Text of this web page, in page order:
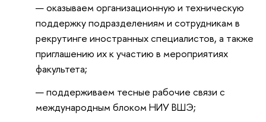
‍оказываем организационную и техническую
поддержку подразделениям и сотрудникам в
рекрутинге иностранных специалистов, а также
приглашению их к участию в мероприятиях
факультета;
‍поддерживаем тесные рабочие связи с
международным блоком НИУ ВШЭ;